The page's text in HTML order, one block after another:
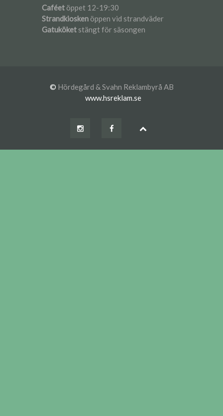
Caféet öppet 12-19:30
Strandkiosken öppen vid strandväder
Gatuköket stängt för säsongen
© Hördegård & Svahn Reklambyrå AB
www.hsreklam.se